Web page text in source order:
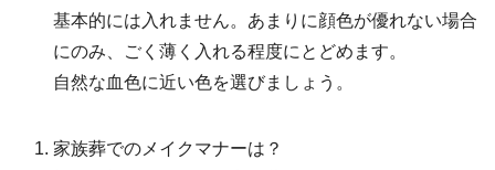
基本的には入れません。あまりに顔色が優れない場合
にのみ、ごく薄く入れる程度にとどめます。
自然な血色に近い色を選びましょう。
家族葬でのメイクマナーは？